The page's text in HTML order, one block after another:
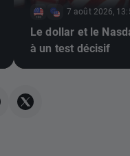
7 août 2026,
Le dollar et le
à un test décisif